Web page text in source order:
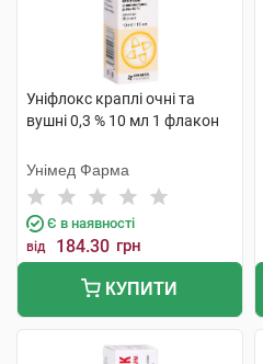
Уніфлокс краплі очні та
вушні 0,3 % 10 мл 1 флакон
Унімед Фарма
Є в наявності
від 184.30 грн
КУПИТИ